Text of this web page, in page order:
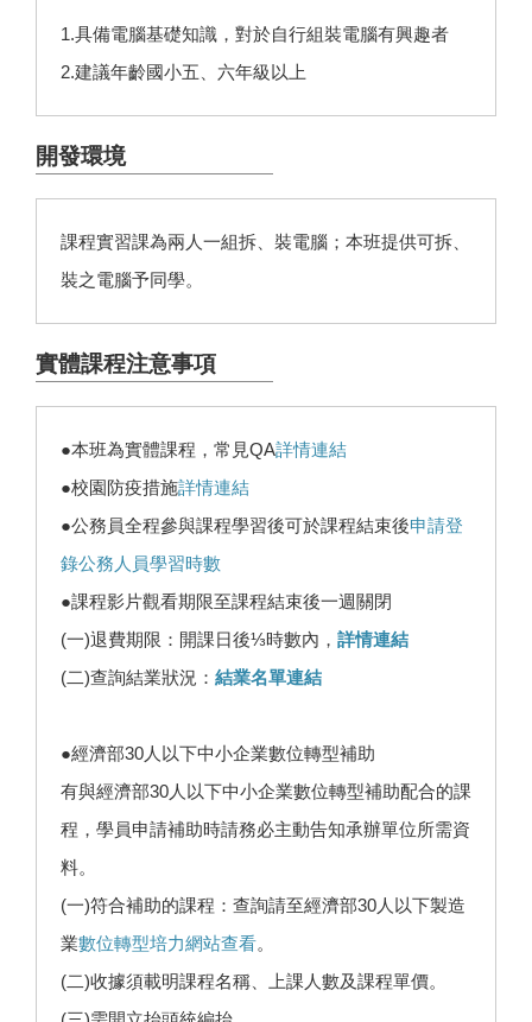
1.具備電腦基礎知識，對於自行組裝電腦有興趣者
2.建議年齡國小五、六年級以上
開發環境
課程實習課為兩人一組拆、裝電腦；本班提供可拆、
裝之電腦予同學。
實體課程注意事項
●本班為實體課程，常見QA詳情連結
●校園防疫措施詳情連結
●公務員全程參與課程學習後可於課程結束後申請登
錄公務人員學習時數
●課程影片觀看期限至課程結束後一週關閉
(一)退費期限：開課日後⅓時數內， 詳情連結
(二)查詢結業狀況： 結業名單連結
●經濟部30人以下中小企業數位轉型補助
有與經濟部30人以下中小企業數位轉型補助配合的課
程，學員申請補助時請務必主動告知承辦單位所需資
料。
(一)符合補助的課程：查詢請至經濟部30人以下製造
業數位轉型培力網站查看。
(二)收據須載明課程名稱、上課人數及課程單價。